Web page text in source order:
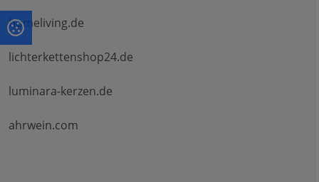
homeliving.de
lichterkettenshop24.de
luminara-kerzen.de
ahrwein.com